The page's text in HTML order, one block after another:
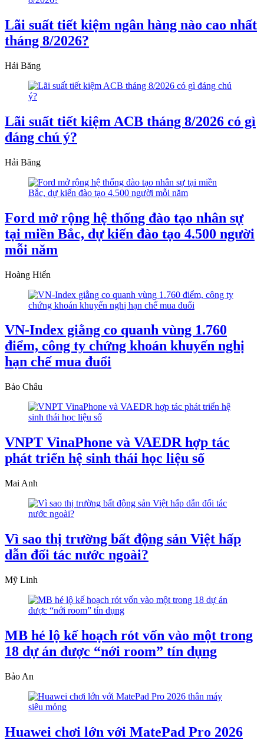
Lãi suất tiết kiệm ngân hàng nào cao nhất
tháng 8/2026?
Hải Băng
Lãi suất tiết kiệm ACB tháng 8/2026 có gì
đáng chú ý?
Hải Băng
Ford mở rộng hệ thống đào tạo nhân sự
tại miền Bắc, dự kiến đào tạo 4.500 người
mỗi năm
Hoàng Hiển
VN-Index giằng co quanh vùng 1.760
điểm, công ty chứng khoán khuyến nghị
hạn chế mua đuổi
Bảo Châu
VNPT VinaPhone và VAEDR hợp tác
phát triển hệ sinh thái học liệu số
Mai Anh
Vì sao thị trường bất động sản Việt hấp
dẫn đối tác nước ngoài?
Mỹ Linh
MB hé lộ kế hoạch rót vốn vào một trong
18 dự án được “nới room” tín dụng
Bảo An
Huawei chơi lớn với MatePad Pro 2026